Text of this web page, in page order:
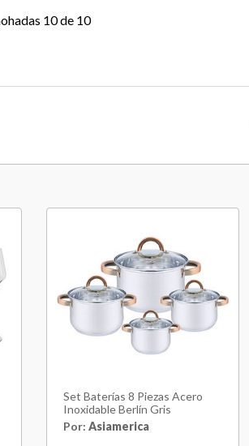
10 de 10
Set Baterías 8 Piezas Acero
Inoxidable Berlín Gris
Por: Asiamerica